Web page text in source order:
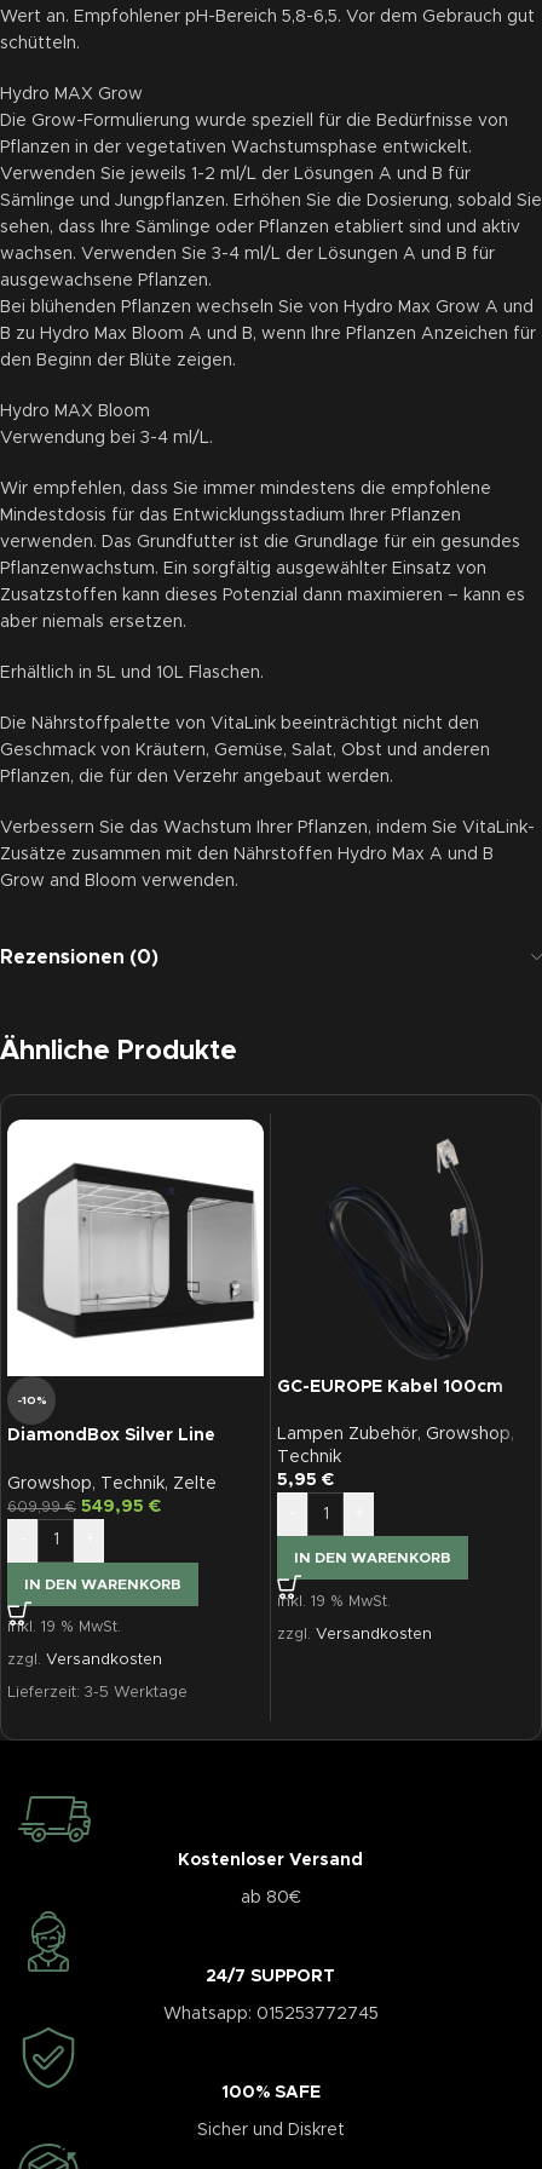
Wert an. Empfohlener pH-Bereich 5,8-6,5. Vor dem Gebrauch gut
schütteln.
Hydro MAX Grow
Die Grow-Formulierung wurde speziell für die Bedürfnisse von
Pflanzen in der vegetativen Wachstumsphase entwickelt.
Verwenden Sie jeweils 1-2 ml/L der Lösungen A und B für
Sämlinge und Jungpflanzen. Erhöhen Sie die Dosierung, sobald Sie
sehen, dass Ihre Sämlinge oder Pflanzen etabliert sind und aktiv
wachsen. Verwenden Sie 3-4 ml/L der Lösungen A und B für
ausgewachsene Pflanzen.
Bei blühenden Pflanzen wechseln Sie von Hydro Max Grow A und
B zu Hydro Max Bloom A und B, wenn Ihre Pflanzen Anzeichen für
den Beginn der Blüte zeigen.
Hydro MAX Bloom
Verwendung bei 3-4 ml/L.
Wir empfehlen, dass Sie immer mindestens die empfohlene
Mindestdosis für das Entwicklungsstadium Ihrer Pflanzen
verwenden. Das Grundfutter ist die Grundlage für ein gesundes
Pflanzenwachstum. Ein sorgfältig ausgewählter Einsatz von
Zusatzstoffen kann dieses Potenzial dann maximieren – kann es
aber niemals ersetzen.
Erhältlich in 5L und 10L Flaschen.
Die Nährstoffpalette von VitaLink beeinträchtigt nicht den
Geschmack von Kräutern, Gemüse, Salat, Obst und anderen
Pflanzen, die für den Verzehr angebaut werden.
Verbessern Sie das Wachstum Ihrer Pflanzen, indem Sie VitaLink-
Zusätze zusammen mit den Nährstoffen Hydro Max A und B
Grow and Bloom verwenden.
Rezensionen (0)
Ähnliche Produkte
-10%
DiamondBox Silver Line
Growshop, Technik, Zelte
609,99€ 549,95 €
IN DEN WARENKORB
inkl. 19 % MwSt.
zzgl. Versandkosten
Lieferzeit: 3-5 Werktage
GC-EUROPE Kabel 100cm
Lampen Zubehör, Growshop,
Technik
5,95 €
IN DEN WARENKORB
inkl. 19 % MwSt.
zzgl. Versandkosten
Kostenloser Versand
ab 80€
24/7 SUPPORT
Whatsapp: 015253772745
100% SAFE
Sicher und Diskret